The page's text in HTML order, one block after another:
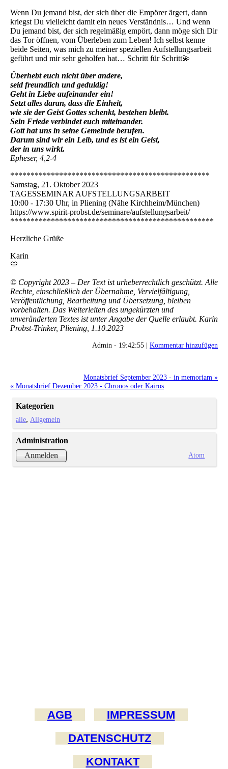
Wenn Du jemand bist, der sich über die Empörer ärgert, dann
kriegst Du vielleicht damit ein neues Verständnis… Und wenn
Du jemand bist, der sich regelmäßig empört, dann möge sich Dir
das Tor öffnen, vom Überleben zum Leben! Ich selbst kenne
beide Seiten, was mich zu meiner speziellen Aufstellungsarbeit
geführt und mir sehr geholfen hat… Schritt für Schritt💫
Überhebt euch nicht über andere,
seid freundlich und geduldig!
Geht in Liebe aufeinander ein!
Setzt alles daran, dass die Einheit,
wie sie der Geist Gottes schenkt, bestehen bleibt.
Sein Friede verbindet euch miteinander.
Gott hat uns in seine Gemeinde berufen.
Darum sind wir ein Leib, und es ist ein Geist,
der in uns wirkt.
Epheser, 4,2-4
*************************************************
Samstag, 21. Oktober 2023
TAGESSEMINAR AUFSTELLUNGSARBEIT
10:00 - 17:30 Uhr, in Pliening (Nähe Kirchheim/München)
https://www.spirit-probst.de/seminare/aufstellungsarbeit/
**************************************************
Herzliche Grüße
Karin
💛
© Copyright 2023 – Der Text ist urheberrechtlich geschützt. Alle
Rechte, einschließlich der Übernahme, Vervielfältigung,
Veröffentlichung, Bearbeitung und Übersetzung, bleiben
vorbehalten. Das Weiterleiten des ungekürzten und
unveränderten Textes ist unter Angabe der Quelle erlaubt. Karin
Probst-Trinker, Pliening, 1.10.2023
Admin - 19:42:55 | Kommentar hinzufügen
Monatsbrief September 2023 - in memoriam »
« Monatsbrief Dezember 2023 - Chronos oder Kairos
Kategorien
alle Allgemein
Administration
Anmelden
Atom
AGB
IMPRESSUM
DATENSCHUTZ
KONTAKT